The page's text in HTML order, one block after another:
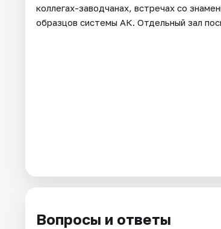
коллегах-заводчанах, встречах со
образцов системы АК. Отдельный зал
Вопросы и ответы